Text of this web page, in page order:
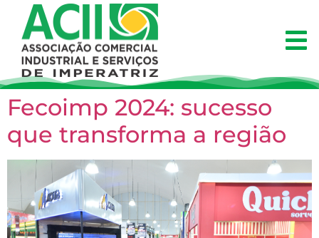
Fecoimp 2024: sucesso
que transforma a região